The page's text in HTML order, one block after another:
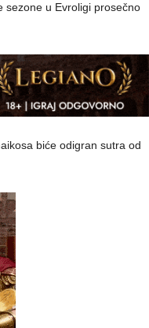
sezone u Evroligi prosečno
biće odigran sutra od